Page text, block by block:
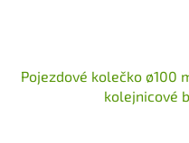
Pojezdové kolečko ø100
kolejnicové